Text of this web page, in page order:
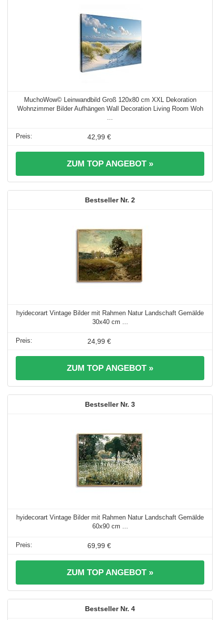
MuchoWow© Leinwandbild Groß 120x80 cm XXL Dekoration
Wohnzimmer Bilder Aufhängen Wall Decoration Living Room Woh
42,99 €
ZUM TOP ANGEBOT »
2
hyidecorart Vintage Bilder mit Rahmen Natur Landschaft Gemälde
30x40 cm ...
24,99 €
ZUM TOP ANGEBOT »
3
hyidecorart Vintage Bilder mit Rahmen Natur Landschaft Gemälde
60x90 cm ...
69,99 €
ZUM TOP ANGEBOT »
4